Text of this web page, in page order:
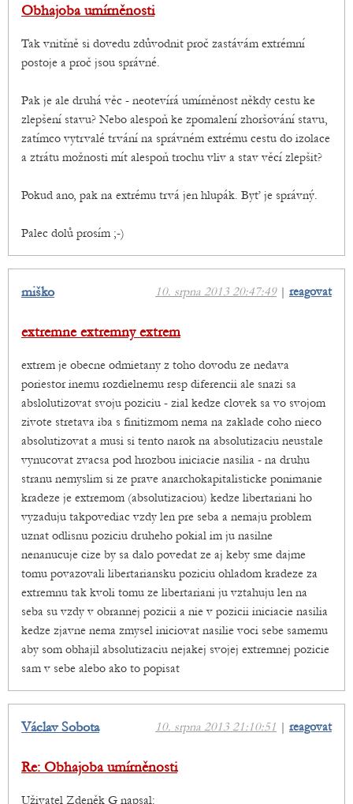
Obhajoba umírněnosti
Tak vnitřně si dovedu zdůvodnit proč zastávám extrémní
postoje a proč jsou správné.
Pak je ale druhá věc - neotevírá umírněnost někdy cestu ke
zlepšení stavu? Nebo alespoň ke zpomalení zhoršování stavu,
zatímco vytrvalé trvání na správném extrému cestu do izolace
a ztrátu možnosti mít alespoň trochu vliv a stav věcí zlepšit?
Pokud ano, pak na extrému trvá jen hlupák. Byť je správný.
Palec dolů prosím ;-)
10. srpna 2013 20:47:49| reagovat
miško
extremne extremny extrem
extrem je obecne odmietany z toho dovodu ze nedava
poriestor inemu rozdielnemu resp diferencii ale snazi sa
abslolutizovat svoju poziciu - zial kedze clovek sa vo svojom
zivote stretava iba s finitizmom nema na zaklade coho nieco
absolutizovat a musi si tento narok na absolutizaciu neustale
vynucovat zvacsa pod hrozbou iniciacie nasilia - na druhu
stranu nemyslim si ze prave anarchokapitalisticke ponimanie
kradeze je extremom (absolutizaciou) kedze libertariani ho
vyzaduju takpovediac vzdy len pre seba a nemaju problem
uznat odlisnu poziciu druheho pokial im ju nasilne
nenanucuje cize by sa dalo povedat ze aj keby sme dajme
tomu povazovali libertariansku poziciu ohladom kradeze za
extremnu tak kvoli tomu ze libertariani ju vztahuju len na
seba su vzdy v obrannej pozicii a nie v pozicii iniciacie nasilia
kedze zjavne nema zmysel iniciovat nasilie voci sebe samemu
aby som obhajil absolutizaciu nejakej svojej extremnej pozicie
sam v sebe alebo ako to popisat
10. srpna 2013 21:10:51 | reagovat
Václav Sobota
Re: Obhajoba umírněnosti
Uživatel Zdeněk G napsal: